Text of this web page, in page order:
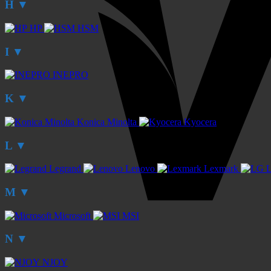
H ▼
HP HSM
I ▼
INEPRO
K ▼
Konica Minolta Kyocera
L ▼
Legrand Lenovo Lexmark
M ▼
Microsoft MSI
N ▼
NJOY